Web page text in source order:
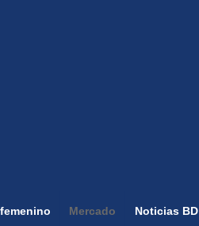
Mercado Noticias BD